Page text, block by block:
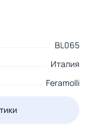
BL065
Италия
Feramolli